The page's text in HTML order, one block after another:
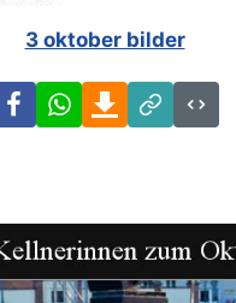
3 oktober bilder
FacebookWhatsAppDownload
Link
Code